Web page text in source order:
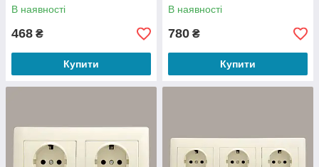
В наявності
468 ₴
Купити
В наявності
780 ₴
Купити